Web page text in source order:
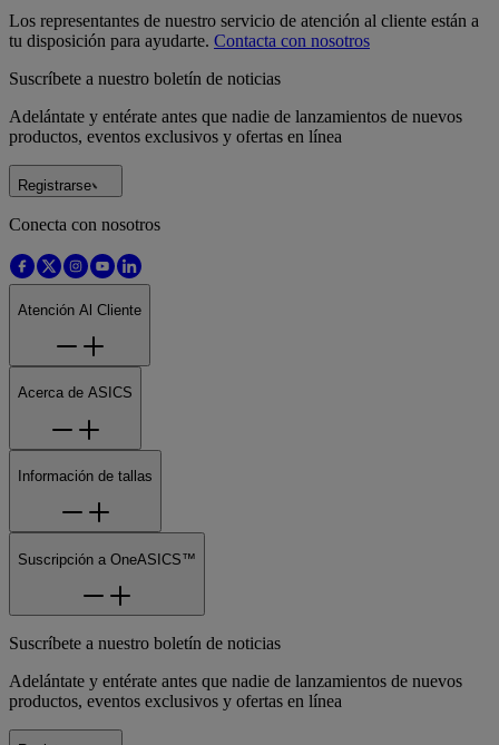
Los representantes de nuestro servicio de atención al cliente están a
tu disposición para ayudarte. Contacta con nosotros
Suscríbete a nuestro boletín de noticias
Adelántate y entérate antes que nadie de lanzamientos de nuevos
productos, eventos exclusivos y ofertas en línea
Registrarse
Conecta con nosotros
Atención Al Cliente
Acerca de ASICS
Información de tallas
Suscripción a OneASICS™
Suscríbete a nuestro boletín de noticias
Adelántate y entérate antes que nadie de lanzamientos de nuevos
productos, eventos exclusivos y ofertas en línea